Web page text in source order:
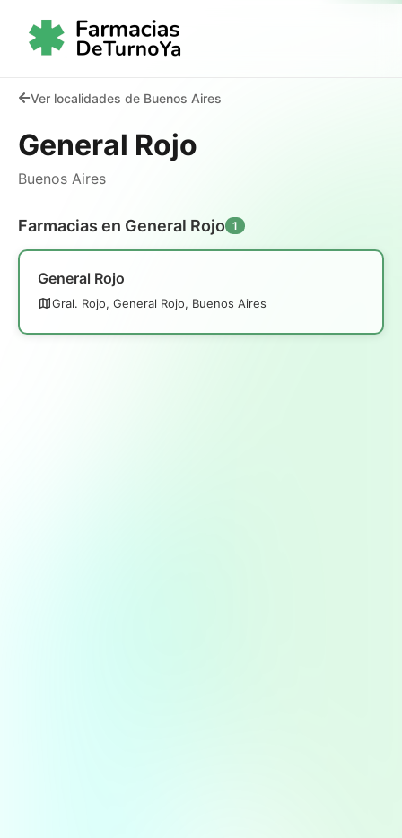
Ver localidades de Buenos Aires
General Rojo
Buenos Aires
Farmacias en General Rojo 1
General Rojo
Gral. Rojo, General Rojo, Buenos Aires